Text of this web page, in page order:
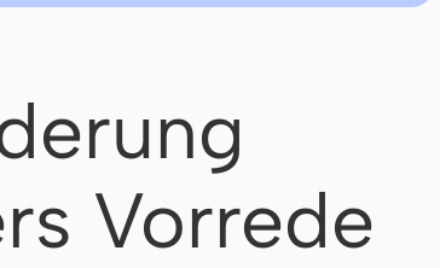
Vorrede